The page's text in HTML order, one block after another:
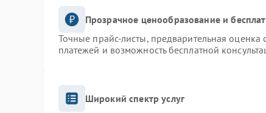
Прозрачное ценообразование и
Точные прайс-листы, предварительная оценка
платежей и возможность бесплатной
Широкий спектр услуг